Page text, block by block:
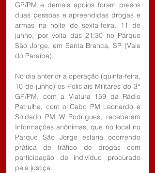
GP/PM e demais apoios foram presos
duas pessoas e apreendidas drogas e
armas na noite de sexta-feira, 11 de
junho, por volta das 21:30 no Parque
São Jorge, em Santa Branca, SP (Vale
do Paraíba).
No dia anterior a operação (quinta-feira,
10 de junho) os Policiais Militares do 3°
GP/PM, com a Viatura 159 da Rádio
Patrulha, com o Cabo PM Leonardo e
Soldado PM W Rodrigues, receberam
Informações anônimas, que no local no
Parque São Jorge estaria ocorrendo
prática de tráfico de drogas com
participação de indivíduo procurado
pela justiça.